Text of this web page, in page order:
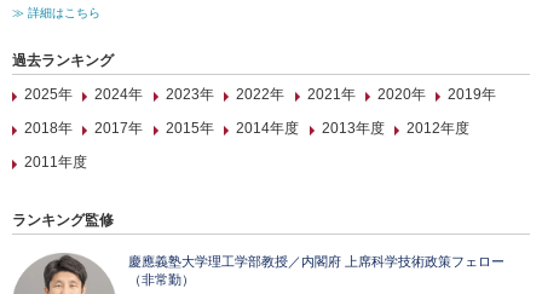
≫ 詳細はこちら
過去ランキング
2025年
2024年 2023年 2022年 2021年 2020年
2019年
2018年
2017年 2015年 2014年度 2013年度
2012年度
2011年度
ランキング監修
慶應義塾大学理工学部教授／内閣府 上席科学技術政策フェロー
（非常勤）